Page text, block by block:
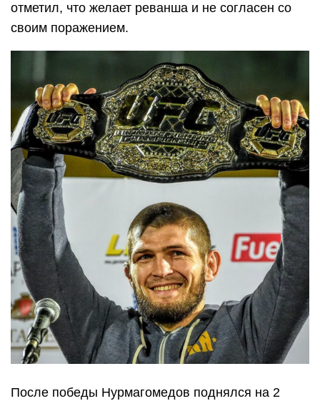
отметил, что желает реванша и не согласен со
своим поражением.
После победы Нурмагомедов поднялся на 2